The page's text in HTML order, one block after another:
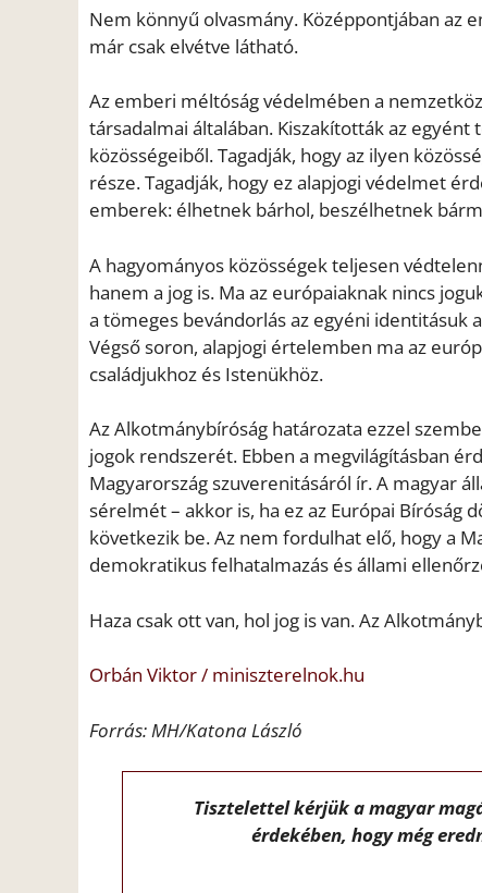
Nem könnyű olvasmány. Középpontjában az
már csak elvétve látható.
Az emberi méltóság védelmében a
társadalmai általában. Kiszakították az
közösségeiből. Tagadják, hogy az ilyen
része. Tagadják, hogy ez alapjogi védelmet
emberek: élhetnek bárhol, beszélhetnek
A hagyományos közösségek teljesen
hanem a jog is. Ma az európaiaknak nincs
a tömeges bevándorlás az egyéni identitásuk
Végső soron, alapjogi értelemben ma az
családjukhoz és Istenükhöz.
Az Alkotmánybíróság határozata ezzel
jogok rendszerét. Ebben a megvilágításban
Magyarország szuverenitásáról ír. A magyar
sérelmét – akkor is, ha ez az Európai Bíróság
következik be. Az nem fordulhat elő, hogy a
demokratikus felhatalmazás és állami
Haza csak ott van, hol jog is van. Az
Orbán Viktor / miniszterelnok.hu
Forrás: MH/Katona László
Tisztelettel kérjük a magyar
érdekében, hogy még